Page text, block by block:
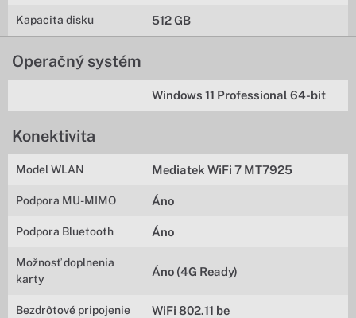
Kapacita disku 512 GB
Operačný systém
Windows 11 Professional 64-bit
Konektivita
Model WLAN Mediatek WiFi 7 MT7925
Podpora MU-MIMO Áno
Podpora Bluetooth Áno
Možnosť doplnenia
karty
Áno (4G Ready)
Bezdrôtové pripojenie WiFi 802.11 be